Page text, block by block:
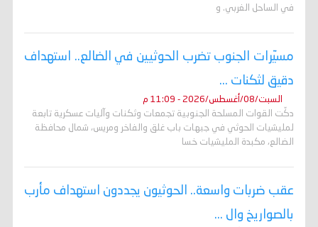
في الساحل الغربي. و
مسيّرات الجنوب تضرب الحوثيين في الضالع.. استهداف
دقيق لثكنات ...
السبت/08/أغسطس/2026 - 11:09 م
دكّت القوات المسلحة الجنوبية تجمعات وثكنات وآليات عسكرية تابعة
لمليشيات الحوثي في جبهات باب غلق والفاخر ومريس، شمال محافظة
الضالع، مكبدة المليشيات خسا
عقب ضربات واسعة.. الحوثيون يجددون استهداف مأرب
بالصواريخ وال ...